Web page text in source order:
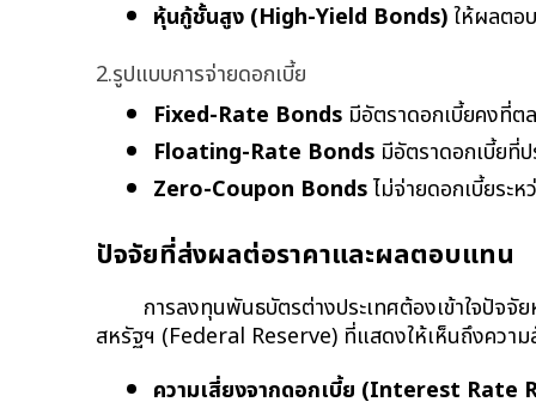
หุ้นกู้ชั้นสูง (High-Yield Bonds) ให้ผลตอ
2.รูปแบบการจ่ายดอกเบี้ย
Fixed-Rate Bonds มีอัตราดอกเบี้ยคงที่ต
Floating-Rate Bonds มีอัตราดอกเบี้ยที่
Zero-Coupon Bonds ไม่จ่ายดอกเบี้ยระ
ปัจจัยที่ส่งผลต่อราคาและผลตอบแทน
การลงทุนพันธบัตรต่างประเทศต้องเข้าใจปัจ
สหรัฐฯ (Federal Reserve) ที่แสดงให้เห็นถึงความ
ความเสี่ยงจากดอกเบี้ย (Interest Rate